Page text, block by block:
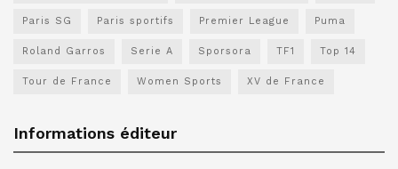
Paris SG Paris sportifs Premier League Puma
Roland Garros Serie A Sporsora TF1 Top 14
Tour de France Women Sports XV de France
Informations éditeur